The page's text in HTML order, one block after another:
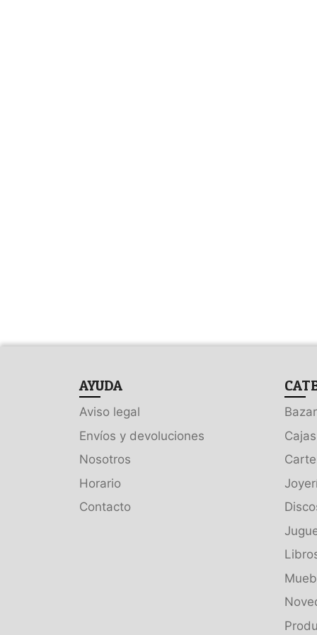
AYUDA
Aviso legal
Envíos y devoluciones
Nosotros
Horario
Contacto
Bazar
Cajas